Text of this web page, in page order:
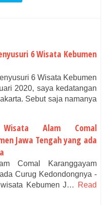
6 Wisata Kebumen
6 Wisata Kebumen
2020, saya kedatangan
Sebut saja namanya
Alam Comal
Jawa Tengah yang ada
Comal Karanggayam
Curug Kedondongnya -
Kebumen J…
Read